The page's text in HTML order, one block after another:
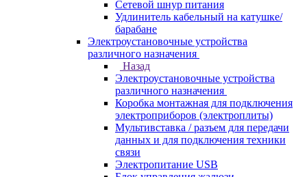
Сетевой шнур питания
Удлинитель кабельный на катушке/
барабане
Электроустановочные устройства
различного назначения
Назад
Электроустановочные устройства
различного назначения
Коробка монтажная для подключения
электроприборов (электроплиты)
Мультивставка / разъем для передачи
данных и для подключения техники
связи
Электропитание USB